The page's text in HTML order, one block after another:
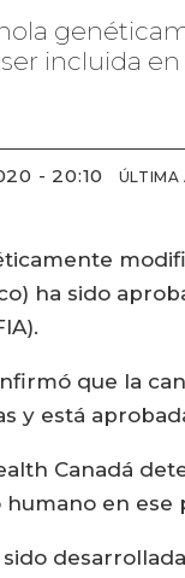
incluida
- 20:10 ÚLTIMA
ha sido
que la
y está
Canadá
en ese
sido